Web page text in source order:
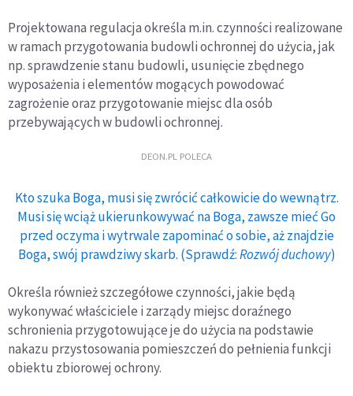
Projektowana regulacja określa m.in. czynności realizowane
w ramach przygotowania budowli ochronnej do użycia, jak
np. sprawdzenie stanu budowli, usunięcie zbędnego
wyposażenia i elementów mogących powodować
zagrożenie oraz przygotowanie miejsc dla osób
przebywających w budowli ochronnej.
DEON.PL POLECA
Kto szuka Boga, musi się zwrócić całkowicie do wewnątrz.
Musi się wciąż ukierunkowywać na Boga, zawsze mieć Go
przed oczyma i wytrwale zapominać o sobie, aż znajdzie
Boga, swój prawdziwy skarb. (Sprawdź:Rozwój duchowy)
Określa również szczegółowe czynności, jakie będą
wykonywać właściciele i zarządy miejsc doraźnego
schronienia przygotowujące je do użycia na podstawie
nakazu przystosowania pomieszczeń do pełnienia funkcji
obiektu zbiorowej ochrony.